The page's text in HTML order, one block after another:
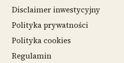
Disclaimer inwestycyjny
Polityka prywatności
Polityka cookies
Regulamin